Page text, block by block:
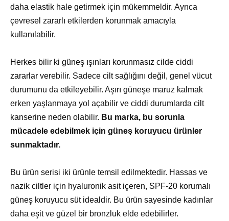
daha elastik hale getirmek için mükemmeldir. Ayrıca
çevresel zararlı etkilerden korunmak amacıyla
kullanılabilir.
Herkes bilir ki güneş ışınları korunmasız cilde ciddi
zararlar verebilir. Sadece cilt sağlığını değil, genel vücut
durumunu da etkileyebilir. Aşırı güneşe maruz kalmak
erken yaşlanmaya yol açabilir ve ciddi durumlarda cilt
kanserine neden olabilir. Bu marka, bu sorunla
mücadele edebilmek için güneş koruyucu ürünler
sunmaktadır.
Bu ürün serisi iki ürünle temsil edilmektedir. Hassas ve
nazik ciltler için hyaluronik asit içeren, SPF-20 korumalı
güneş koruyucu süt idealdir. Bu ürün sayesinde kadınlar
daha eşit ve güzel bir bronzluk elde edebilirler.